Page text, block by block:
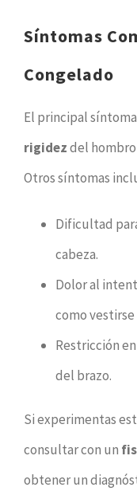
Síntomas
Congelado
El principal
rigidezdel
Otros síntomas
Dificultad
cabeza.
Dolor al
como
Restricción
del brazo.
Si experimentas
consultar con un
obtener un